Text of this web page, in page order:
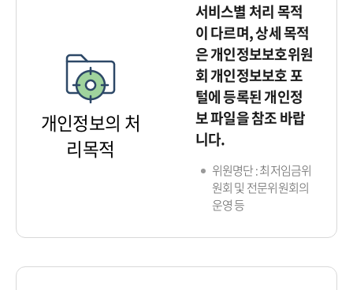
개인정보의 처
리목적
서비스별 처리 목적
이 다르며, 상세 목적
은 개인정보보호위원
회 개인정보보호 포
털에 등록된 개인정
보 파일을 참조 바랍
니다.
위원명단 : 최저임금위
원회 및 전문위원회의
운영 등